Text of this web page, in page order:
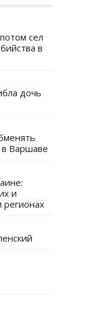
сел
в
дочь
Варшаве
и